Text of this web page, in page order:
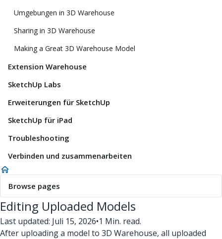
Umgebungen in 3D Warehouse
Sharing in 3D Warehouse
Making a Great 3D Warehouse Model
Extension Warehouse
SketchUp Labs
Erweiterungen für SketchUp
SketchUp für iPad
Troubleshooting
Verbinden und zusammenarbeiten
Browse pages
Editing Uploaded Models
Last updated: Juli 15, 2026•1 Min. read.
After uploading a model to 3D Warehouse, all uploaded